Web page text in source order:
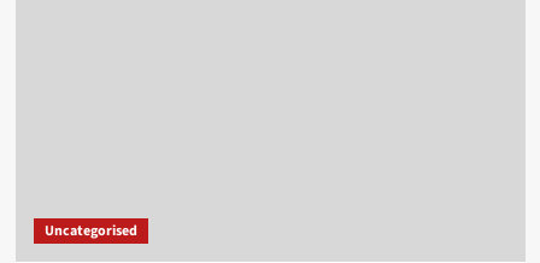
Uncategorised